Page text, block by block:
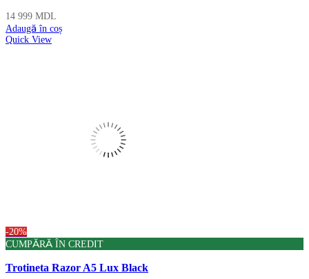
14 999 MDL
Adaugă în coș
Quick View
-20%
CUMPĂRĂ ÎN CREDIT
Trotineta Razor A5 Lux Black